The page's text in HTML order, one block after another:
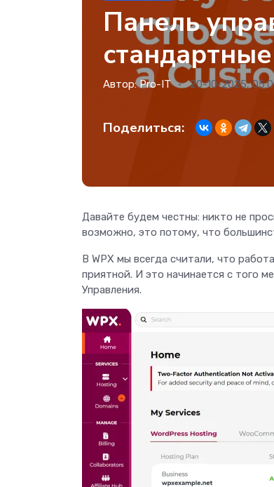
Панель
Автор:Pro-IT 20-10-2025,
Поделиться:
Давайте будем честны: никто не
возможно, это потому, что
В WPX мы всегда считали, что
приятной. И это начинается с того
Управления.